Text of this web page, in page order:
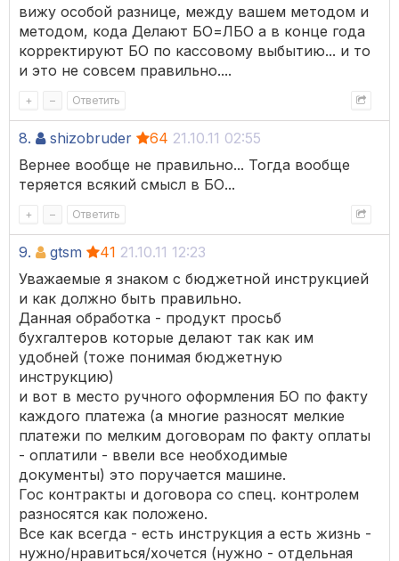
вижу особой разнице, между вашем методом и
методом, кода Делают БО=ЛБО а в конце года
корректируют БО по кассовому выбытию... и то
и это не совсем правильно....
+ – Ответить
8. shizobruder 64 21.10.11 02:55
Вернее вообще не правильно... Тогда вообще
теряется всякий смысл в БО...
+ – Ответить
9. gtsm 41 21.10.11 12:23
Уважаемые я знаком с бюджетной инструкцией
и как должно быть правильно.
Данная обработка - продукт просьб
бухгалтеров которые делают так как им
удобней (тоже понимая бюджетную
инструкцию)
и вот в место ручного оформления БО по факту
каждого платежа (а многие разносят мелкие
платежи по мелким договорам по факту оплаты
- оплатили - ввели все необходимые
документы) это поручается машине.
Гос контракты и договора со спец. контролем
разносятся как положено.
Все как всегда - есть инструкция а есть жизнь -
нужно/нравиться/хочется (нужно - отдельная